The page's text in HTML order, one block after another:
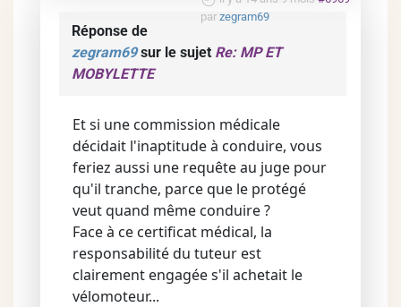
par zegram69
Réponse de
zegram69sur le sujet Re: MP ET
MOBYLETTE
Et si une commission médicale
décidait l'inaptitude à conduire, vous
feriez aussi une requête au juge pour
qu'il tranche, parce que le protégé
veut quand même conduire ?
Face à ce certificat médical, la
responsabilité du tuteur est
clairement engagée s'il achetait le
vélomoteur...